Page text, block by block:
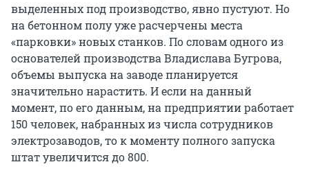
выделенных под производство, явно пустуют. Но
на бетонном полу уже расчерчены места
«парковки» новых станков. По словам одного из
основателей производства Владислава Бугрова,
объемы выпуска на заводе планируется
значительно нарастить. И если на данный
момент, по его данным, на предприятии работает
150 человек, набранных из числа сотрудников
электрозаводов, то к моменту полного запуска
штат увеличится до 800.